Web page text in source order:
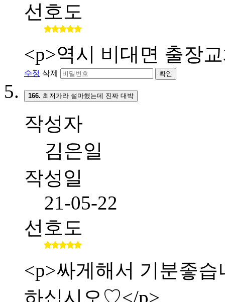
선호도
<p>역시 비대면 출장
수정 삭제 확인
166. 최저가라 설마했는데 진짜 대박
작성자
김은일
작성일
21-05-22
선호도
<p>싸게해서 기분좋습
하십시오♡</p>